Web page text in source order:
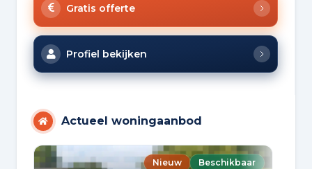
Gratis offerte
Profiel bekijken
Actueel woningaanbod
Nieuw Beschikbaar